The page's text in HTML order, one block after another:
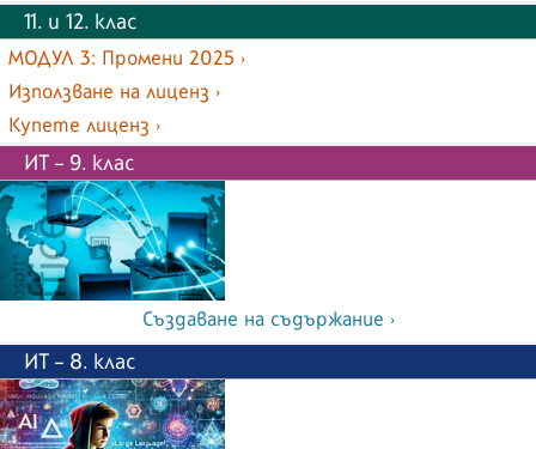
11. и 12. клас
МОДУЛ 3: Промени 2025 ›
Използване на лиценз ›
Купете лиценз ›
ИТ – 9. клас
Създаване на съдържание ›
ИТ – 8. клас